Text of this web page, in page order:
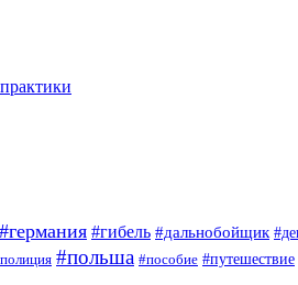
#германия #гибель #дальнобойщик
#польша #пособие #путешествие